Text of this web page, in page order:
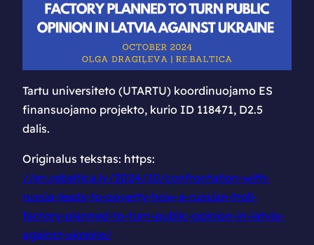
Tartu universiteto (UTARTU) koordinuojamo ES
finansuojamo projekto, kurio ID 118471, D2.5
dalis.
Originalus tekstas: https:
//en.rebaltica.lv/2024/10/confrontation-with-
russia-leads-to-poverty-how-a-russian-troll-
factory-planned-to-turn-public-opinion-in-latvia-
against-ukraine/